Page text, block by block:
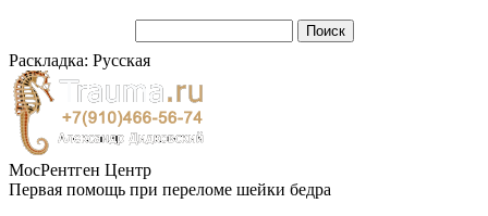
Раскладка: Русская
МосРентген Центр
Первая помощь при переломе шейки бедра